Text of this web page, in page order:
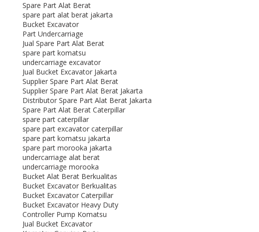
Spare Part Alat Berat
spare part alat berat jakarta
Bucket Excavator
Part Undercarriage
Jual Spare Part Alat Berat
spare part komatsu
undercarriage excavator
Jual Bucket Excavator Jakarta
Supplier Spare Part Alat Berat
Supplier Spare Part Alat Berat Jakarta
Distributor Spare Part Alat Berat Jakarta
Spare Part Alat Berat Caterpillar
spare part caterpillar
spare part excavator caterpillar
spare part komatsu jakarta
spare part morooka jakarta
undercarriage alat berat
undercarriage morooka
Bucket Alat Berat Berkualitas
Bucket Excavator Berkualitas
Bucket Excavator Caterpillar
Bucket Excavator Heavy Duty
Controller Pump Komatsu
Jual Bucket Excavator